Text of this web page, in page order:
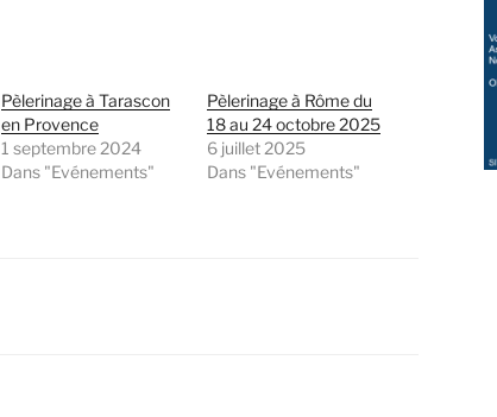
Pèlerinage à Tarascon
en Provence
1 septembre 2024
Dans "Evénements"
Pèlerinage à Rôme du
18 au 24 octobre 2025
6 juillet 2025
Dans "Evénements"